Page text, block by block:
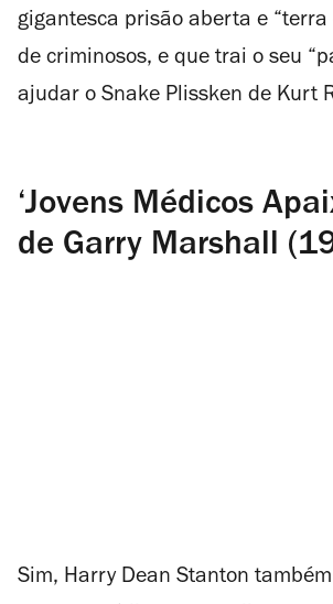
gigantesca prisão aberta e “terra
de criminosos, e que trai o seu
ajudar o Snake Plissken de Kurt
‘Jovens Médicos
de Garry Marshall
Sim, Harry Dean Stanton